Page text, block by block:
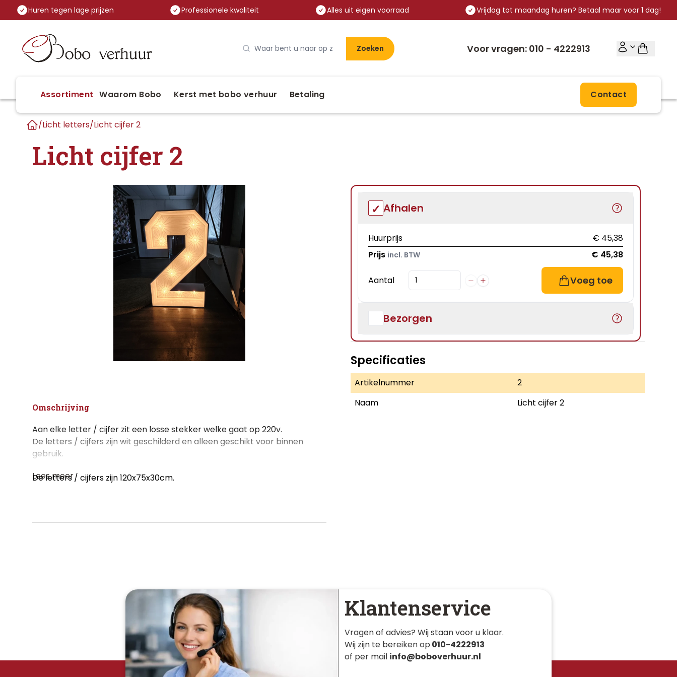
Huren tegen lage prijzen Professionele kwaliteit Alles uit eigen voorraad Vrijdag tot maandag huren? Betaal maar voor 1 dag!
Zoeken Voor vragen: 010 - 4222913
Assortiment Waarom Bobo Kerst met bobo verhuur Betaling Contact
/Licht letters/Licht cijfer 2
Licht cijfer 2
Omschrijving
Aan elke letter / cijfer zit een losse stekker welke gaat op 220v.
De letters / cijfers zijn wit geschilderd en alleen geschikt voor binnen
gebruik.
De letters / cijfers zijn 120x75x30cm.
Lees meer
Afhalen
Huurprijs
€ 45,38
Prijs incl. BTW € 45,38
Aantal Voeg toe
Bezorgen
Specificaties
Artikelnummer
2
Naam
Licht cijfer 2
Klantenservice
Vragen of advies? Wij staan voor u klaar.
Wij zijn te bereiken op 010-4222913
of per mail info@boboverhuur.nl